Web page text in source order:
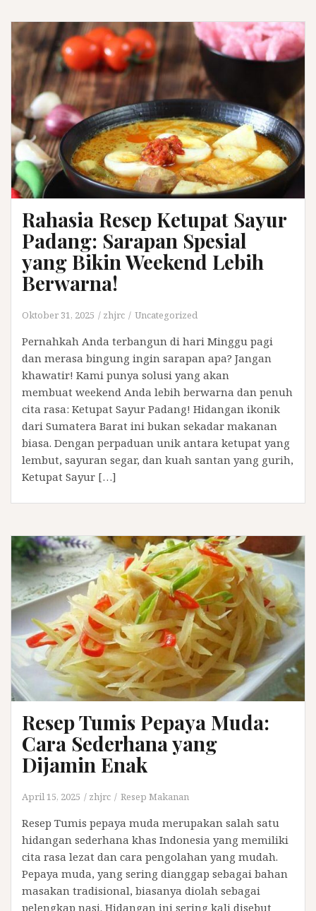
Rahasia Resep Ketupat Sayur
Padang: Sarapan Spesial
yang Bikin Weekend Lebih
Berwarna!
Oktober 31, 2025 zhjrc Uncategorized
Pernahkah Anda terbangun di hari Minggu pagi
dan merasa bingung ingin sarapan apa? Jangan
khawatir! Kami punya solusi yang akan
membuat weekend Anda lebih berwarna dan penuh
cita rasa: Ketupat Sayur Padang! Hidangan ikonik
dari Sumatera Barat ini bukan sekadar makanan
biasa. Dengan perpaduan unik antara ketupat yang
lembut, sayuran segar, dan kuah santan yang gurih,
Ketupat Sayur […]
Resep Tumis Pepaya Muda:
Cara Sederhana yang
Dijamin Enak
April 15, 2025 zhjrc Resep Makanan
Resep Tumis pepaya muda merupakan salah satu
hidangan sederhana khas Indonesia yang memiliki
cita rasa lezat dan cara pengolahan yang mudah.
Pepaya muda, yang sering dianggap sebagai bahan
masakan tradisional, biasanya diolah sebagai
pelengkap nasi. Hidangan ini sering kali disebut